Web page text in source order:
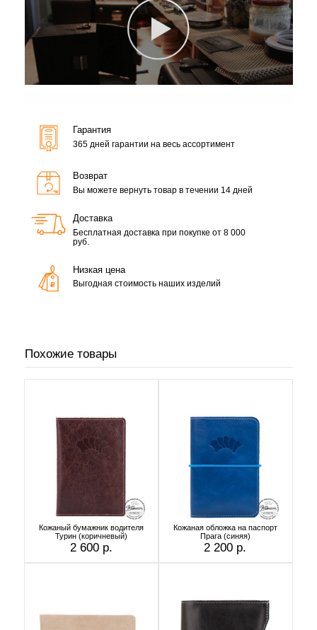
Гарантия
365 дней гарантии на весь ассортимент
Возврат
Вы можете вернуть товар в течении 14 дней
Доставка
Бесплатная доставка при покупке от 8 000
руб.
Низкая цена
Выгодная стоимость наших изделий
Похожие товары
Кожаный бумажник водителя
Турин (коричневый)
2 600 р.
Кожаная обложка на паспорт
Прага (синяя)
2 200 р.